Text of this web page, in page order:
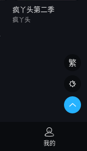
疯丫头第二季
疯丫头
繁

我的